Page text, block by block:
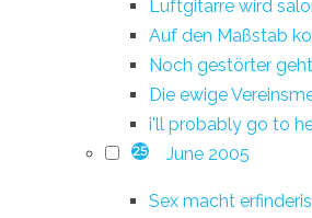
Luftgitarre wird
Auf den Maßstab
Noch gestörter
Die ewige
i'll probably go to
25 June 2005
Sex macht